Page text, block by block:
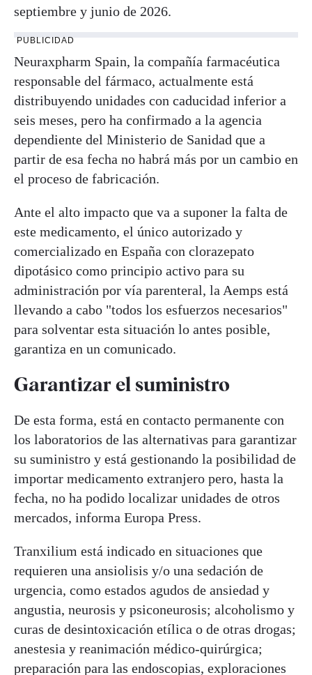
septiembre y junio de 2026.
PUBLICIDAD
Neuraxpharm Spain, la compañía farmacéutica
responsable del fármaco, actualmente está
distribuyendo unidades con caducidad inferior a
seis meses, pero ha confirmado a la agencia
dependiente del Ministerio de Sanidad que a
partir de esa fecha no habrá más por un cambio en
el proceso de fabricación.
Ante el alto impacto que va a suponer la falta de
este medicamento, el único autorizado y
comercializado en España con clorazepato
dipotásico como principio activo para su
administración por vía parenteral, la Aemps está
llevando a cabo "todos los esfuerzos necesarios"
para solventar esta situación lo antes posible,
garantiza en un comunicado.
Garantizar el suministro
De esta forma, está en contacto permanente con
los laboratorios de las alternativas para garantizar
su suministro y está gestionando la posibilidad de
importar medicamento extranjero pero, hasta la
fecha, no ha podido localizar unidades de otros
mercados, informa Europa Press.
Tranxilium está indicado en situaciones que
requieren una ansiolisis y/o una sedación de
urgencia, como estados agudos de ansiedad y
angustia, neurosis y psiconeurosis; alcoholismo y
curas de desintoxicación etílica o de otras drogas;
anestesia y reanimación médico-quirúrgica;
preparación para las endoscopias, exploraciones